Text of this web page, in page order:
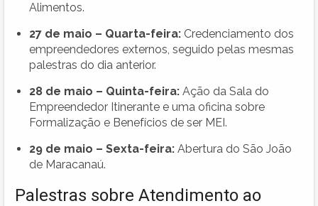
Alimentos.
27 de maio – Quarta-feira: Credenciamento dos
empreendedores externos, seguido pelas mesmas
palestras do dia anterior.
28 de maio – Quinta-feira: Ação da Sala do
Empreendedor Itinerante e uma oficina sobre
Formalização e Benefícios de ser MEI.
29 de maio – Sexta-feira: Abertura do São João
de Maracanaú.
Palestras sobre Atendimento ao